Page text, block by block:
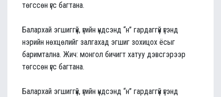
төгссөн үгс багтана.
Балархай эгшиггүй, үгийн үндсэнд “н” гардаггүй үгэнд
нэрийн нөхцөлийг залгахад эгшиг зохицох ёсыг
баримтална. Жич: монгол бичигт хатуу дэвсгэрээр
төгссөн үгс багтана.
Балархай эгшиггүй, үгийн үндсэнд “н” гардаггүй үгэнд